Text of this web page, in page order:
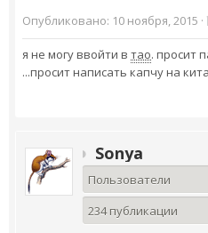
Опубликовано: 10 ноября, 2015 ·
я не могу ввойти в тао. просит
...просит написать капчу на
Sonya
Пользователи
234 публикации